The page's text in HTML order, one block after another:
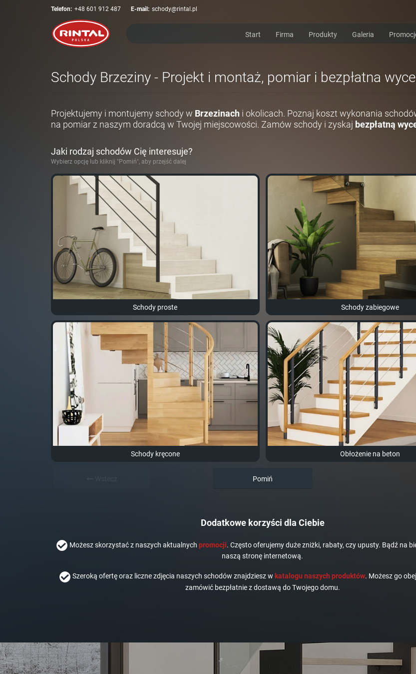
Telefon: +48 601 912 487 E-mail: schody@rintal.pl
Start Firma Produkty Galeria
Schody Brzeziny - Projekt i montaż, pomiar i bezpłatna
Projektujemy i montujemy schody w Brzezinach i okolicach. Poznaj koszt wykonania
na pomiar z naszym doradcą w Twojej miejscowości. Zamów schody i zyskaj bezpłatną
Jaki rodzaj schodów Cię interesuje?
Wybierz opcję lub kliknij "Pomiń", aby przejść dalej
Schody proste Schody zabiegowe
Schody kręcone Obłożenie na beton
Pomiń
Dodatkowe korzyści dla Ciebie
Możesz skorzystać z naszych aktualnych promocji. Często oferujemy duże zniżki, rabaty, czy upusty. Bądź na
naszą stronę internetową.
Szeroką ofertę oraz liczne zdjęcia naszych schodów znajdziesz w katalogu naszych produktów. Możesz go
zamówić bezpłatnie z dostawą do Twojego domu.